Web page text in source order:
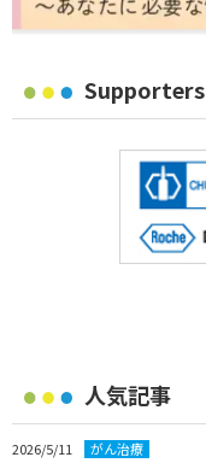
Supporters
人気記事
2026/5/11 がん治療